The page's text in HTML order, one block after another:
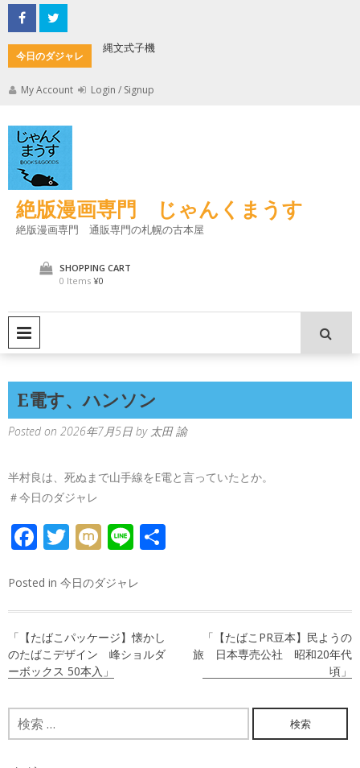
Skip
to
content
今日のダジャレ
縄文式子機
My Account Login / Signup
絶版漫画専門 じゃんくまうす
絶版漫画専門 通販専門の札幌の古本屋
SHOPPING CART
0 Items ¥0
E電す、ハンソン
Posted on 2026年7月5日 by 太田 諭
半村良は、死ぬまで山手線をE電と言っていたとか。
＃今日のダジャレ
FACEBOOK
TWITTER
MIXILINE
Posted in 今日のダジャレ
稿
ナ
ビ
ゲ
「【たばこパッケージ】懐かし
のたばこデザイン 峰ショルダ
ーボックス 50本入」
「【たばこPR豆本】民ようの
旅 日本専売公社 昭和20年代
頃」
検
索: